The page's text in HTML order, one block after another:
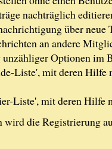
nachträglich
über neue
an andere
Optionen im
Liste', mit deren Hilfe
Liste', mit deren Hilfe
wird die Registrierung